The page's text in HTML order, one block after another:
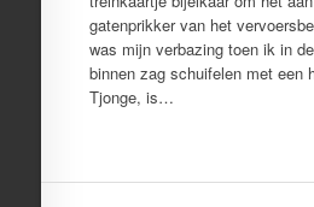
gatenprikker van het
was mijn verbazing toen ik in
binnen zag schuifelen met een
Tjonge, is…